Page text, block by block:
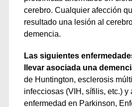
cerebro. Cualquier afección
resultado una lesión al
demencia.
Las siguientes
llevar asociada una
de Huntington, esclerosis
infecciosas (VIH, sífilis, etc.) y
enfermedad en Parkinson,